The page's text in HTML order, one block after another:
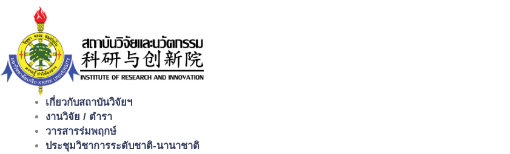
content
เกี่ยวกับสถาบันวิจัยฯ
งานวิจัย / ตำรา
วารสารร่มพฤกษ์
ประชุมวิชาการระดับชาติ-นานาชาติ